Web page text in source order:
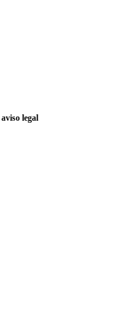
aviso legal